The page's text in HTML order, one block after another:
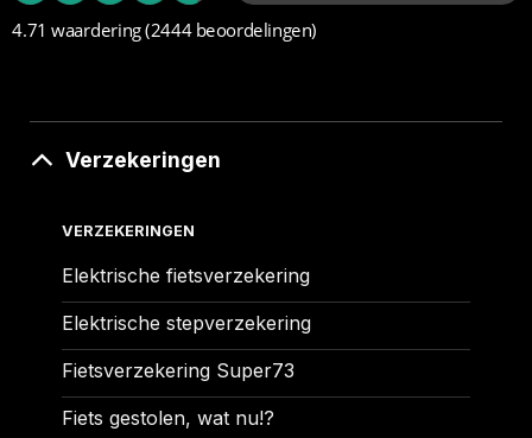
4.71 waardering(2444 beoordelingen)
Verzekeringen
VERZEKERINGEN
Elektrische fietsverzekering
Elektrische stepverzekering
Fietsverzekering Super73
Fiets gestolen, wat nu!?